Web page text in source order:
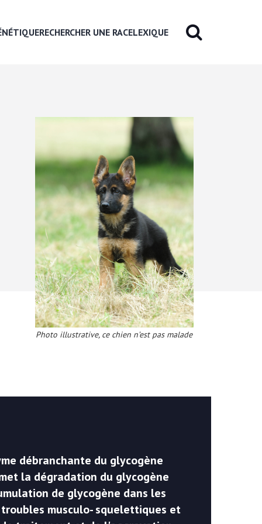
RECHERCHER UNE RACELEXIQUE
Photo illustrative, ce chien n’est pas malade
débranchante du glycogène
la dégradation du glycogène
de glycogène dans les
musculo- squelettiques et